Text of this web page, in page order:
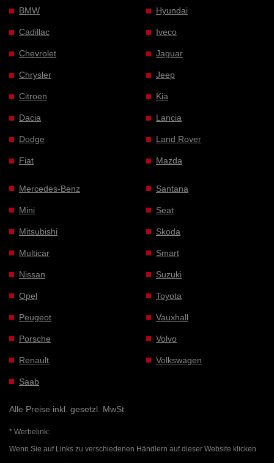
BMW
Cadillac
Chevrolet
Chrysler
Citroen
Dacia
Dodge
Fiat
Hyundai
Iveco
Jaguar
Jeep
Kia
Lancia
Land Rover
Mazda
Mercedes-Benz
Mini
Mitsubishi
Multicar
Nissan
Opel
Peugeot
Porsche
Renault
Saab
Santana
Seat
Skoda
Smart
Suzuki
Toyota
Vauxhall
Volvo
Volkswagen
Alle Preise inkl. gesetzl. MwSt.
* Werbelink:
Wenn Sie auf Links zu verschiedenen Händlern auf dieser Website klicken